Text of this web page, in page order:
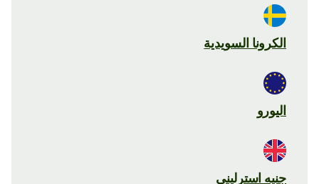
الكرونا السويدية
اليورو
جنيه استرليني